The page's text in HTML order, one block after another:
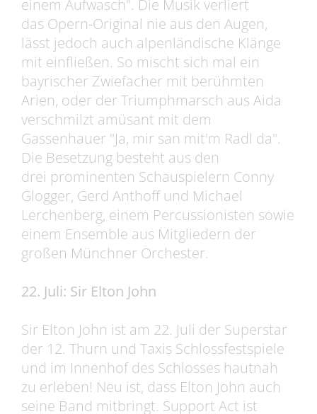
einem Aufwasch". Die Musik verliert
das Opern-Original nie aus den Augen,
lässt jedoch auch alpenländische Klänge
mit einfließen. So mischt sich mal ein
bayrischer Zwiefacher mit berühmten
Arien, oder der Triumphmarsch aus Aida
verschmilzt amüsant mit dem
Gassenhauer "Ja, mir san mit'm Radl da".
Die Besetzung besteht aus den
drei prominenten Schauspielern Conny
Glogger, Gerd Anthoff und Michael
Lerchenberg, einem Percussionisten sowie
einem Ensemble aus Mitgliedern der
großen Münchner Orchester.
22. Juli: Sir Elton John
Sir Elton John ist am 22. Juli der Superstar
der 12. Thurn und Taxis Schlossfestspiele
und im Innenhof des Schlosses hautnah
zu erleben! Neu ist, dass Elton John auch
seine Band mitbringt. Support Act ist